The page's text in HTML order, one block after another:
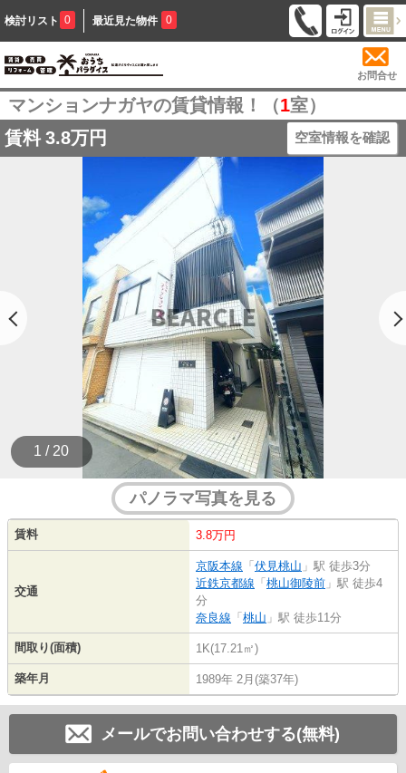
検討リスト 0 最近見た物件 0
お問合せ
マンションナガヤの賃貸情報！（1室）
賃料 3.8万円 空室情報を確認
1 / 20
パノラマ写真を見る
賃料 3.8万円
交通
京阪本線 「 伏見桃山 」駅 徒歩3分
近鉄京都線 「 桃山御陵前 」駅 徒歩4
分
奈良線 「 桃山 」駅 徒歩11分
間取り(面積) 1K(17.21㎡)
築年月 1989年 2月(築37年)
メールでお問い合わせする(無料)